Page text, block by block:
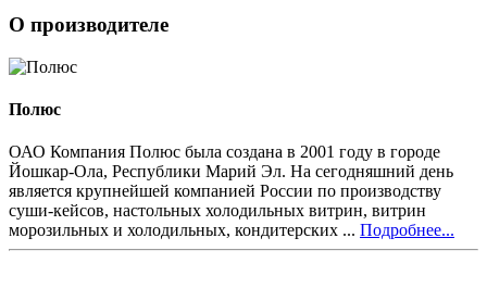
О производителе
Полюс
ОАО Компания Полюс была создана в 2001 году в городе
Йошкар-Ола, Республики Марий Эл. На сегодняшний день
является крупнейшей компанией России по производству
суши-кейсов, настольных холодильных витрин, витрин
морозильных и холодильных, кондитерских ... Подробнее...